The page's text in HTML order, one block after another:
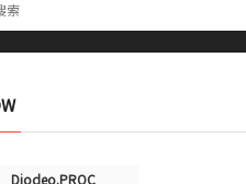
Diodeo.PROC